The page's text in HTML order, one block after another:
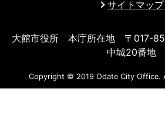
サイトマップ
大館市役所 本庁所在地 〒017-
中城20番地
Copyright © 2019 Odate City Office.